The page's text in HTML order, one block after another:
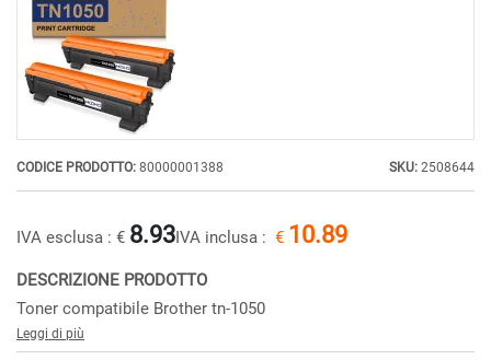
CODICE PRODOTTO: 80000001388 SKU: 2508644
IVA esclusa : € 8.93IVA inclusa : € 10.89
DESCRIZIONE PRODOTTO
Toner compatibile Brother tn-1050
Leggi di più